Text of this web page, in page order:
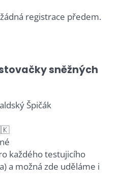
registrace předem.
sněžných
Špičák
každého testujicího
a možná zde uděláme i